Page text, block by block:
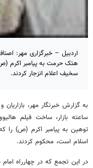
اردبیل – خبرگزاری مهر:
هتک حرمت به پیامبر اکرم
سخیف اعلام انزجار کردند.
به گزارش خبرنگار مهر،
ساعته بازار، ساخت فیلم
توهین به پیامبر اکرم (ص) را
اسلام است، محکوم کردند.
در این تجمع که در چهارراه